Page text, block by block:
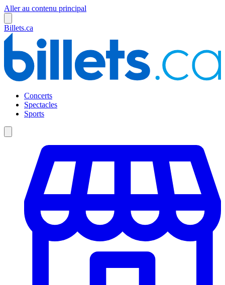
Aller au contenu principal
Billets.ca
Concerts
Spectacles
Sports